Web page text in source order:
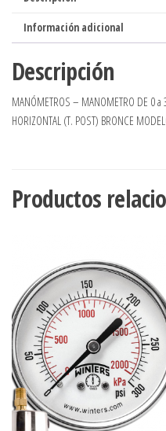
cantidad
Información adicional
Descripción
MANÓMETROS – MANOMETRO DE 0
HORIZONTAL (T. POST) BRONCE
Productos